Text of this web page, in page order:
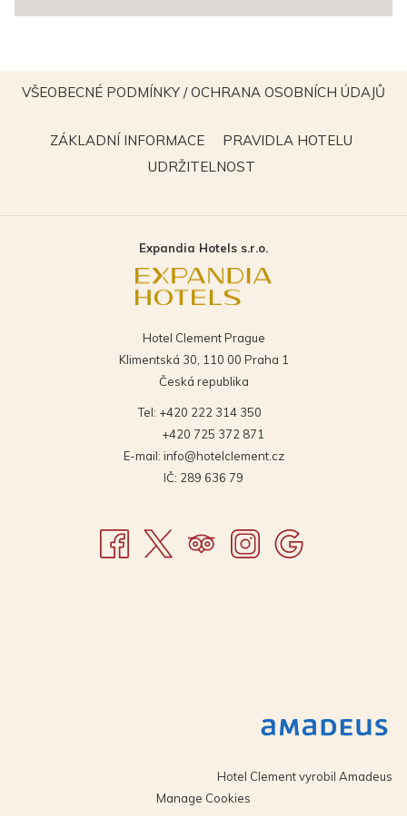
VŠEOBECNÉ PODMÍNKY / OCHRANA OSOBNÍCH ÚDAJŮ
SE
ZÁKLADNÍ INFORMACEOTEVŘE
SE
PRAVIDLA HOTELU
UDRŽITELNOSTOTEVŘE
OKNĚ
Expandia Hotels s.r.o.
Hotel Clement Prague
Klimentská 30, 110 00 Praha 1
Česká republika
Tel: +420 222 314 350
+420 725 372 871
E-mail: info@hotelclement.cz
IČ: 289 636 79
Hotel Clement vyrobil Amadeus
Manage Cookies